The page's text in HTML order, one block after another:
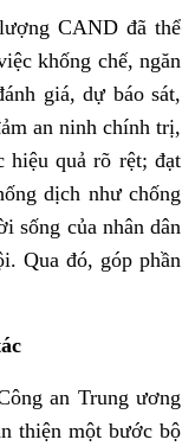
CAND đã thể
khống chế, ngăn
giá, dự báo sát,
an ninh chính trị,
hiệu quả rõ rệt; đạt
dịch như chống
sống của nhân dân
Qua đó, góp phần
an Trung ương
thiện một bước bộ